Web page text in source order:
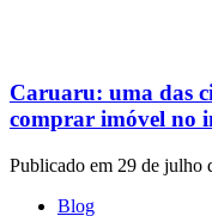
Caruaru: uma das
comprar imóvel no
Publicado em 29 de julho
Blog